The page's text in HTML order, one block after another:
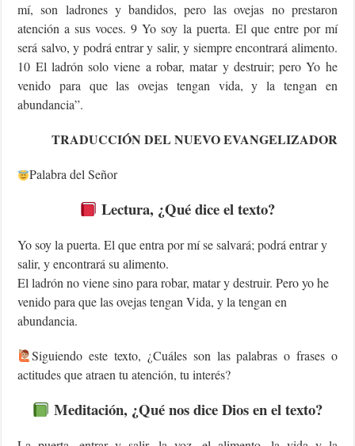
mí, son ladrones y bandidos, pero las ovejas no prestaron
atención a sus voces. 9 Yo soy la puerta. El que entre por mí
será salvo, y podrá entrar y salir, y siempre encontrará alimento.
10 El ladrón solo viene a robar, matar y destruir; pero Yo he
venido para que las ovejas tengan vida, y la tengan en
abundancia”.
TRADUCCIÓN DEL NUEVO EVANGELIZADOR
Palabra del Señor
Lectura, ¿Qué dice el texto?
Yo soy la puerta. El que entra por mí se salvará; podrá entrar y
salir, y encontrará su alimento.
El ladrón no viene sino para robar, matar y destruir. Pero yo he
venido para que las ovejas tengan Vida, y la tengan en
abundancia.
‍Siguiendo este texto, ¿Cuáles son las palabras o frases o
actitudes que atraen tu atención, tu interés?
Meditación, ¿Qué nos dice Dios en el texto?